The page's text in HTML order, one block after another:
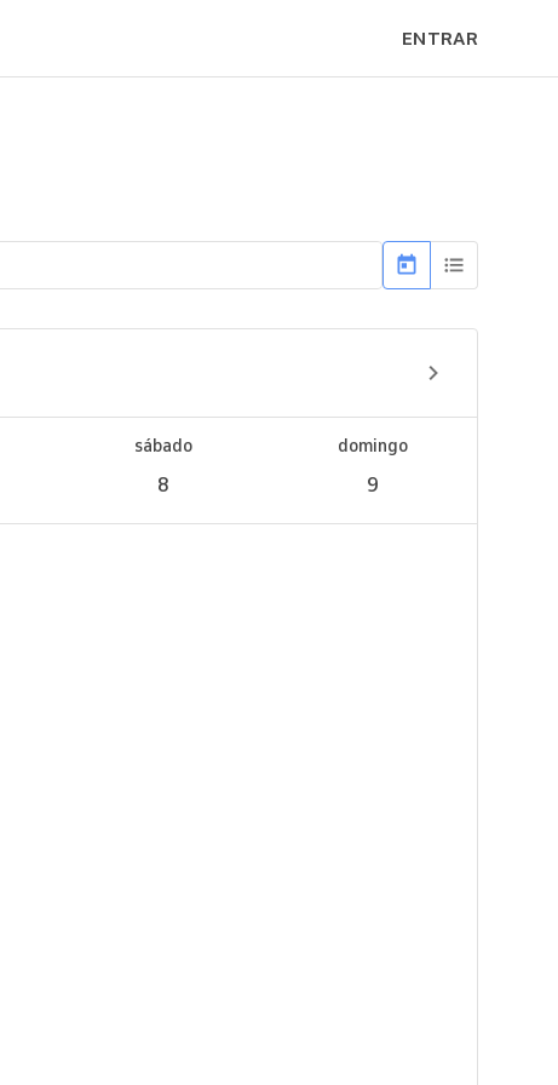
ENTRAR
sábado
8
domingo
9